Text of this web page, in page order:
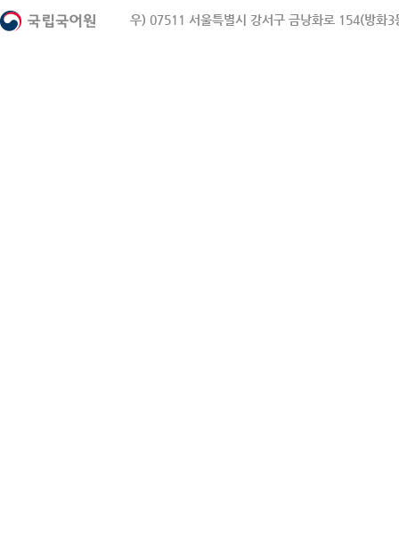
우) 07511 서울특별시 강서구 금낭화로 154(방화3